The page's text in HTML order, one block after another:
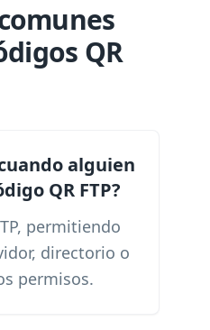
QR
alguien
QR FTP?
permitiendo
directorio o
permisos.